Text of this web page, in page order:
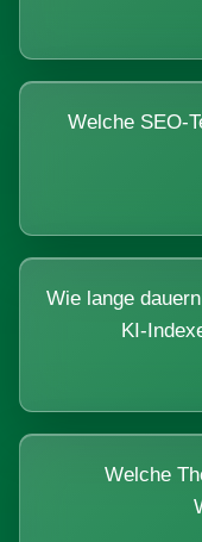
Welche SEO-
Wie lange
KI-
Welche